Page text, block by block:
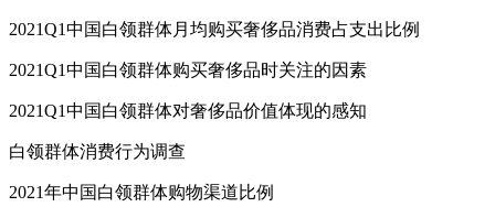
2021Q1中国白领群体月均购买奢侈品消费占支出比例
2021Q1中国白领群体购买奢侈品时关注的因素
2021Q1中国白领群体对奢侈品价值体现的感知
白领群体消费行为调查
2021年中国白领群体购物渠道比例